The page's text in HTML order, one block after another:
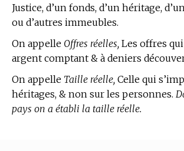
Justice, d’un fonds, d’un héritage,
ou d’autres immeubles.
On appelle Offres réelles, Les offres
argent comptant & à deniers
On appelle Taille réelle, Celle qui
héritages, & non sur les personnes.
pays on a établi la taille réelle.